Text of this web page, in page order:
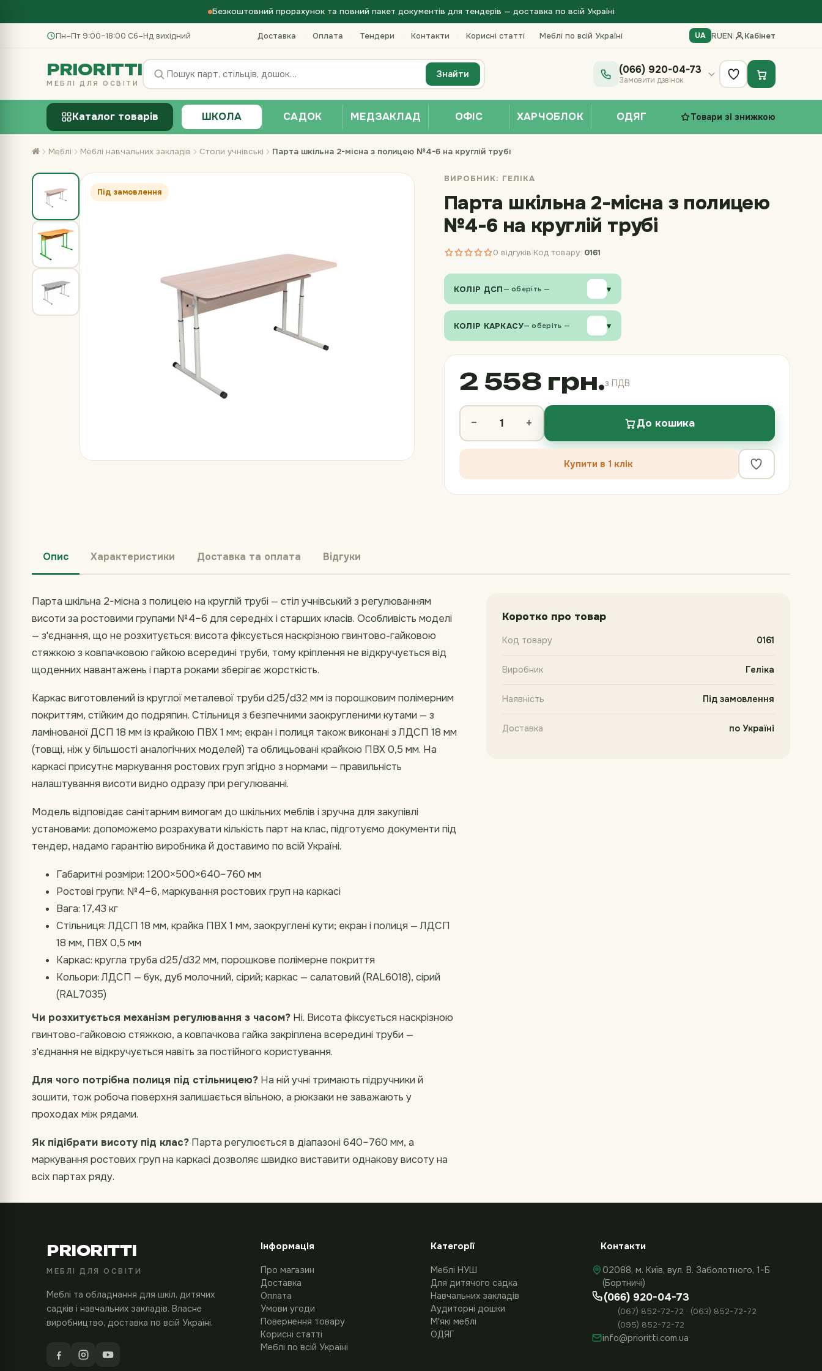
Безкоштовний прорахунок та повний пакет документів для тендерів — доставка по всій Україні
Пн–Пт 9:00–18:00·Сб–Нд вихідний Доставка · Оплата · Тендери · Контакти · Корисні статті Меблі по всій Україні UA RUEN Кабінет
PRIORITTI
МЕБЛІ ДЛЯ ОСВІТИ
Знайти (066) 920-04-73
Замовити дзвінок
Каталог товарів ШКОЛА САДОК МЕДЗАКЛАД ОФІС ХАРЧОБЛОК ОДЯГ Товари зі знижкою
Меблі Меблі навчальних закладів Столи учнівські Парта шкільна 2-місна з полицею №4-6 на круглій трубі
Під замовлення
ВИРОБНИК: ГЕЛІКА
Парта шкільна 2-місна з полицею
№4-6 на круглій трубі
0 відгуків Код товару: 0161
КОЛІР ДСП — оберіть — ▾
КОЛІР КАРКАСУ— оберіть — ▾
2 558 грн.з ПДВ
− + До кошика
Купити в 1 клік
Опис Характеристики Доставка та оплата Відгуки
Парта шкільна 2-місна з полицею на круглій трубі — стіл учнівський з регулюванням
висоти за ростовими групами №4–6 для середніх і старших класів. Особливість моделі
— з'єднання, що не розхитується: висота фіксується наскрізною гвинтово-гайковою
стяжкою з ковпачковою гайкою всередині труби, тому кріплення не відкручується від
щоденних навантажень і парта роками зберігає жорсткість.
Каркас виготовлений із круглої металевої труби d25/d32 мм із порошковим полімерним
покриттям, стійким до подряпин. Стільниця з безпечними заокругленими кутами — з
ламінованої ДСП 18 мм із крайкою ПВХ 1 мм; екран і полиця також виконані з ЛДСП 18 мм
(товщі, ніж у більшості аналогічних моделей) та облицьовані крайкою ПВХ 0,5 мм. На
каркасі присутнє маркування ростових груп згідно з нормами — правильність
налаштування висоти видно одразу при регулюванні.
Модель відповідає санітарним вимогам до шкільних меблів і зручна для закупівлі
установами: допоможемо розрахувати кількість парт на клас, підготуємо документи під
тендер, надамо гарантію виробника й доставимо по всій Україні.
Габаритні розміри: 1200×500×640–760 мм
Ростові групи: №4–6, маркування ростових груп на каркасі
Вага: 17,43 кг
Стільниця: ЛДСП 18 мм, крайка ПВХ 1 мм, заокруглені кути; екран і полиця — ЛДСП
18 мм, ПВХ 0,5 мм
Каркас: кругла труба d25/d32 мм, порошкове полімерне покриття
Кольори: ЛДСП — бук, дуб молочний, сірий; каркас — салатовий (RAL6018), сірий
(RAL7035)
Чи розхитується механізм регулювання з часом? Ні. Висота фіксується наскрізною
гвинтово-гайковою стяжкою, а ковпачкова гайка закріплена всередині труби —
з'єднання не відкручується навіть за постійного користування.
Для чого потрібна полиця під стільницею? На ній учні тримають підручники й
зошити, тож робоча поверхня залишається вільною, а рюкзаки не заважають у
проходах між рядами.
Як підібрати висоту під клас? Парта регулюється в діапазоні 640–760 мм, а
маркування ростових груп на каркасі дозволяє швидко виставити однакову висоту на
всіх партах ряду.
Коротко про товар
Код товару 0161
Виробник Геліка
Наявність Під замовлення
Доставка по Україні
PRIORITTI
МЕБЛІ ДЛЯ ОСВІТИ
Меблі та обладнання для шкіл, дитячих
садків і навчальних закладів. Власне
виробництво, доставка по всій Україні.
Інформація
Про магазин
Доставка
Оплата
Умови угоди
Повернення товару
Корисні статті
Меблі по всій Україні
Категорії
Меблі НУШ
Для дитячого садка
Навчальних закладів
Аудиторні дошки
М'які меблі
ОДЯГ
Контакти
02088, м. Київ, вул. В. Заболотного, 1-Б
(Бортничі)
(066) 920-04-73
(067) 852-72-72 · (063) 852-72-72
(095) 852-72-72
info@prioritti.com.ua